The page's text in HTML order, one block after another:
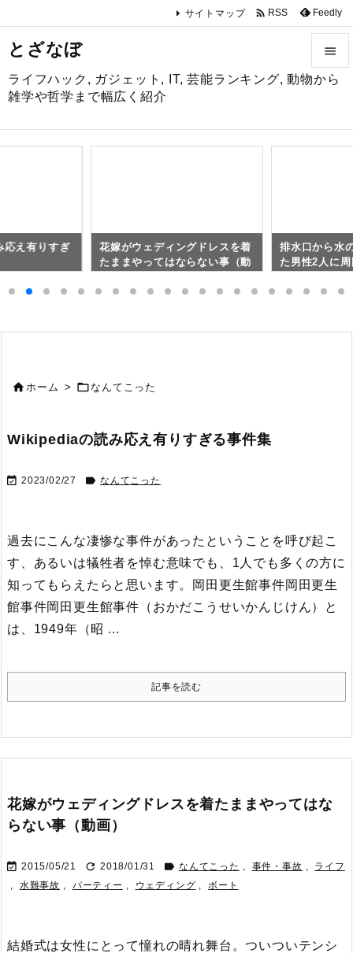
とざなぼ
ライフハック, ガジェット, IT, 芸能ランキング, 動物から
雑学や哲学まで幅広く紹介




次へ
サイトマップ  RSS Feedly
え有りすぎ
花嫁がウェディングドレスを着
たままやってはならない事（動
排水口から水
た男性2人に
ホーム >  なんてこった
Wikipediaの読み応え有りすぎる事件集
 2023/02/27  なんてこった
過去にこんな凄惨な事件があったということを呼び起こ
す、あるいは犠牲者を悼む意味でも、1人でも多くの方に
知ってもらえたらと思います。
岡田更生館事件岡田更生
館事件岡田更生館事件（おかだこうせいかんじけん）と
は、1949年（昭 ...
記事を読む
花嫁がウェディングドレスを着たままやってはな
らない事（動画）
 2015/05/21  2018/01/31  なんてこった , 事件・事故 ,
ライフ
,
水難事故 , パーティー , ウェディング , ボート
結婚式は女性にとって憧れの晴れ舞台。ついついテンシ